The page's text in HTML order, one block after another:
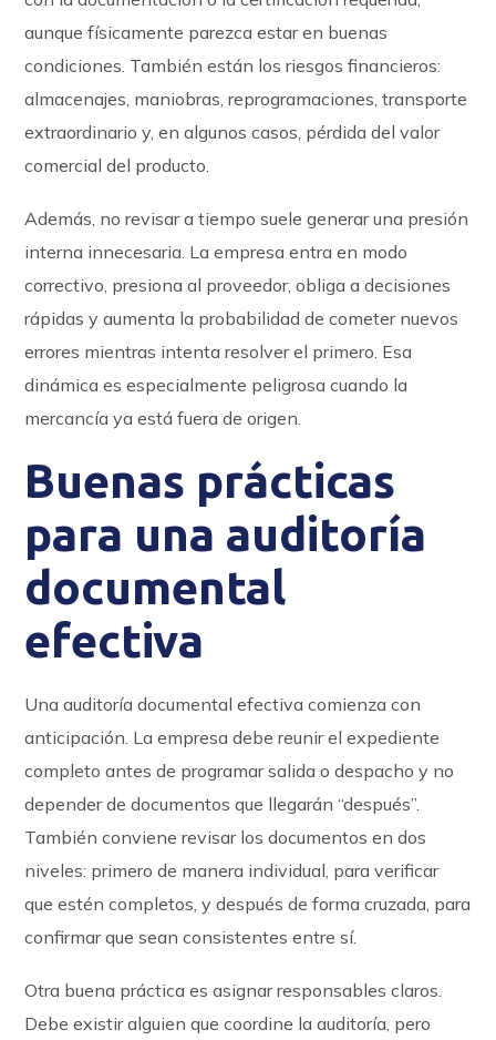
aunque físicamente parezca estar en buenas
condiciones. También están los riesgos financieros:
almacenajes, maniobras, reprogramaciones, transporte
extraordinario y, en algunos casos, pérdida del valor
comercial del producto.
Además, no revisar a tiempo suele generar una presión
interna innecesaria. La empresa entra en modo
correctivo, presiona al proveedor, obliga a decisiones
rápidas y aumenta la probabilidad de cometer nuevos
errores mientras intenta resolver el primero. Esa
dinámica es especialmente peligrosa cuando la
mercancía ya está fuera de origen.
Buenas prácticas
para una auditoría
documental
efectiva
Una auditoría documental efectiva comienza con
anticipación. La empresa debe reunir el expediente
completo antes de programar salida o despacho y no
depender de documentos que llegarán “después”.
También conviene revisar los documentos en dos
niveles: primero de manera individual, para verificar
que estén completos, y después de forma cruzada, para
confirmar que sean consistentes entre sí.
Otra buena práctica es asignar responsables claros.
Debe existir alguien que coordine la auditoría, pero